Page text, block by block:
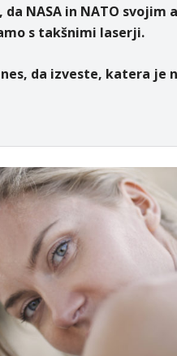
NASA in NATO
s takšnimi laserji.
da izveste, katera je